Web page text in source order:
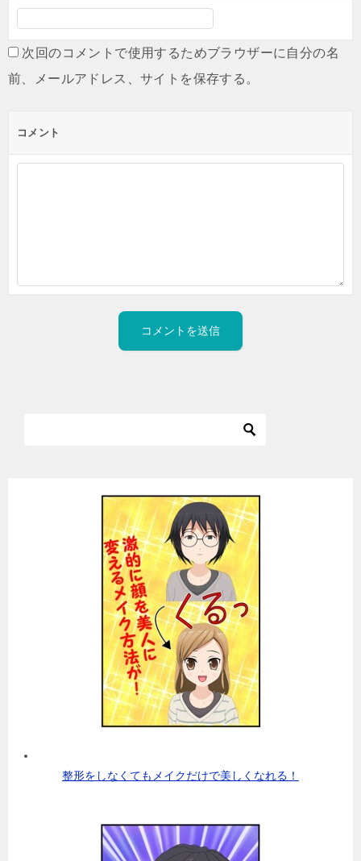
次回のコメントで使用するためブラウザーに自分の名
前、メールアドレス、サイトを保存する。
コメント
整形をしなくてもメイクだけで美しくなれる！